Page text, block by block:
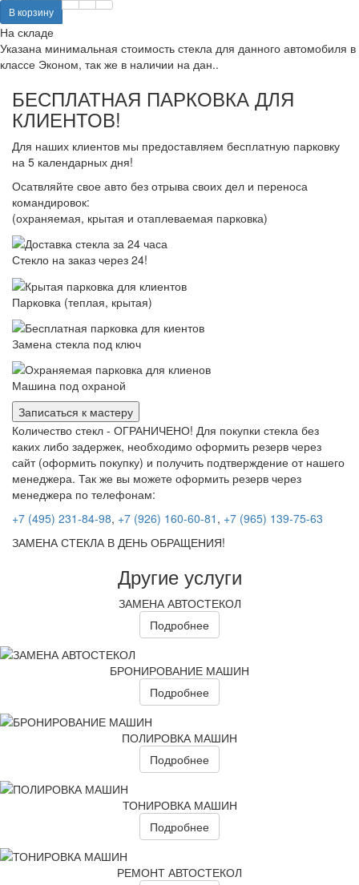
В корзину
На складе
Указана минимальная стоимость стекла для данного автомобиля в
классе Эконом, так же в наличии на дан..
БЕСПЛАТНАЯ ПАРКОВКА ДЛЯ
КЛИЕНТОВ!
Для наших клиентов мы предоставляем бесплатную парковку
на 5 календарных дня!
Осатвляйте свое авто без отрыва своих дел и переноса
командировок:
(охраняемая, крытая и отаплеваемая парковка)
Стекло на заказ через 24!
Парковка (теплая, крытая)
Замена стекла под ключ
Машина под охраной
Записаться к мастеру
Количество стекл - ОГРАНИЧЕНО! Для покупки стекла без
каких либо задержек, необходимо оформить резерв через
сайт (оформить покупку) и получить подтверждение от нашего
менеджера. Так же вы можете оформить резерв через
менеджера по телефонам:
+7 (495) 231-84-98, +7 (926) 160-60-81 , +7 (965) 139-75-63
ЗАМЕНА СТЕКЛА В ДЕНЬ ОБРАЩЕНИЯ!
Другие услуги
ЗАМЕНА АВТОСТЕКОЛ
Подробнее
БРОНИРОВАНИЕ МАШИН
Подробнее
ПОЛИРОВКА МАШИН
Подробнее
ТОНИРОВКА МАШИН
Подробнее
РЕМОНТ АВТОСТЕКОЛ